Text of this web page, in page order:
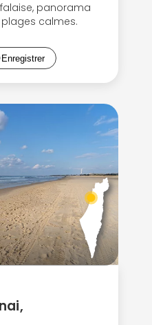
panorama
calmes.